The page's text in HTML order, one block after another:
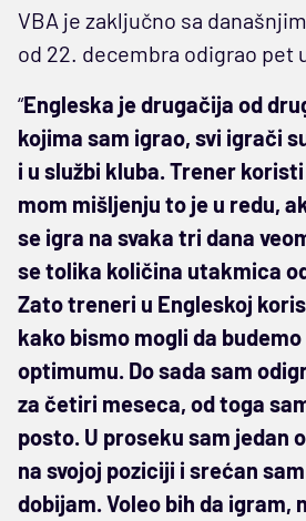
VBA je zaključno sa
od 22. decembra odigrao pet
“Engleska je drugačija od
kojima sam igrao, svi igrači
i u službi kluba. Trener
mom mišljenju to je u redu,
se igra na svaka tri dana
se tolika količina utakmica
Zato treneri u Engleskoj
kako bismo mogli da
optimumu. Do sada sam
za četiri meseca, od toga
posto. U proseku sam jedan
na svojoj poziciji i srećan
dobijam. Voleo bih da igram,